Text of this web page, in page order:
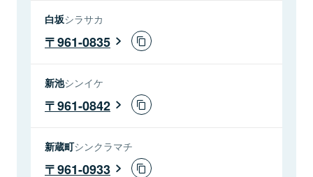
白坂シラサカ
961-0835
新池シンイケ
961-0842
新蔵町シンクラマチ
961-0933